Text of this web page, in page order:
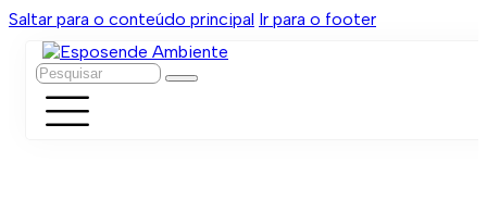
Saltar para o conteúdo principal Ir para o footer
Pesquisar